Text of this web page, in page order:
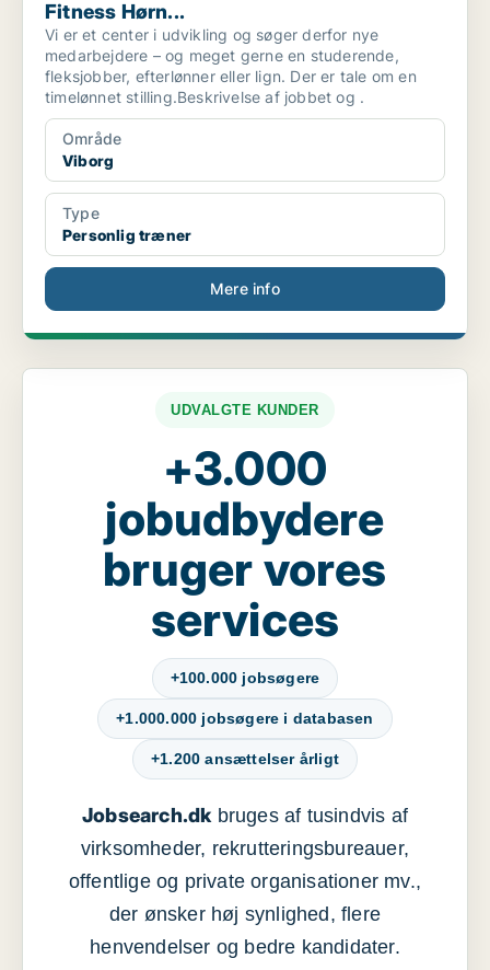
Fitness Hørn...
Vi er et center i udvikling og søger derfor nye
medarbejdere – og meget gerne en studerende,
fleksjobber, efterlønner eller lign. Der er tale om en
timelønnet stilling.Beskrivelse af jobbet og .
Område
Viborg
Type
Personlig træner
Mere info
UDVALGTE KUNDER
+3.000
jobudbydere
bruger vores
services
+100.000 jobsøgere
+1.000.000 jobsøgere i databasen
+1.200 ansættelser årligt
Jobsearch.dkbruges af tusindvis af
virksomheder, rekrutteringsbureauer,
offentlige og private organisationer mv.,
der ønsker høj synlighed, flere
henvendelser og bedre kandidater.